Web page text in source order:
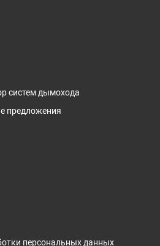
систем дымохода
предложения
персональных данных